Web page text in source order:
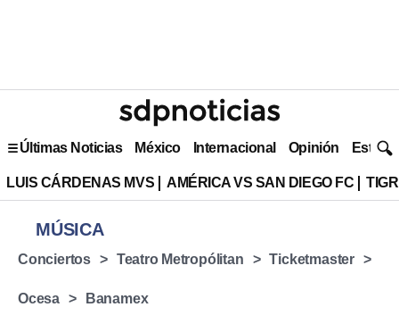
Últimas Noticias México Internacional Opinión Estilo
LUIS CÁRDENAS MVS AMÉRICA VS SAN DIEGO FC
MÚSICA
Conciertos Teatro Metropólitan Ticketmaster
Ocesa Banamex